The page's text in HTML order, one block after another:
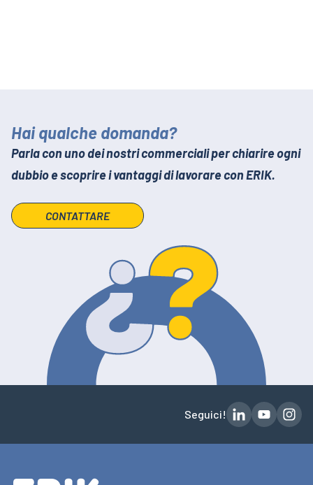
Hai qualche domanda?
Parla con uno dei nostri commerciali per chiarire ogni
dubbio e scoprire i vantaggi di lavorare con ERIK.
CONTATTARE
Seguici!